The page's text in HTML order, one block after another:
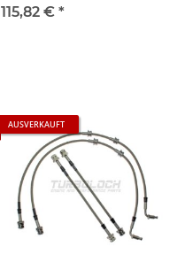
ABE) - Audi TT (8N) 3.2 VR6
115,82 € *
AUSVERKAUFT